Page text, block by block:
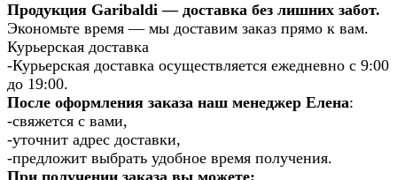
Продукция Garibaldi — доставка без лишних забот.
Экономьте время — мы доставим заказ прямо к вам.
Курьерская доставка
-Курьерская доставка осуществляется ежедневно с 9:00
до 19:00.
После оформления заказа наш менеджер Елена:
-свяжется с вами,
-уточнит адрес доставки,
-предложит выбрать удобное время получения.